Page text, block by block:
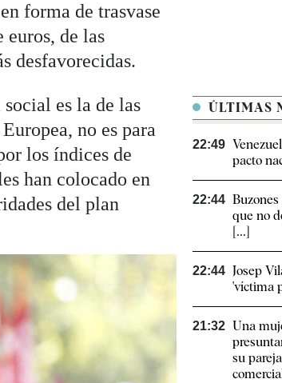
forma de trasvase
de las
desfavorecidas.
es la de las
no es para
los índices de
han colocado en
del plan
ÚLTIMAS
22:49
pacto
22:44
que no
[...]
22:44 Josep
'víctima
21:32 Una
su